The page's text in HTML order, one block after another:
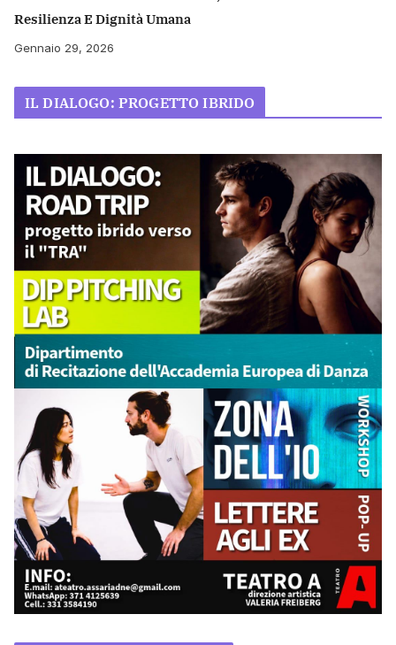
Resilienza E Dignità Umana
Gennaio 29, 2026
IL DIALOGO: PROGETTO IBRIDO